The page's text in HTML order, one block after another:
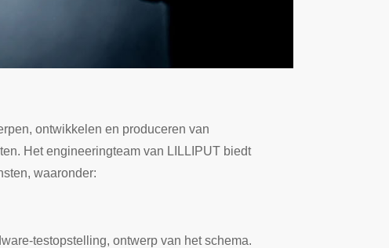
ontwikkelen en produceren van
Het engineeringteam van LILLIPUT biedt
waaronder:
testopstelling, ontwerp van het schema.